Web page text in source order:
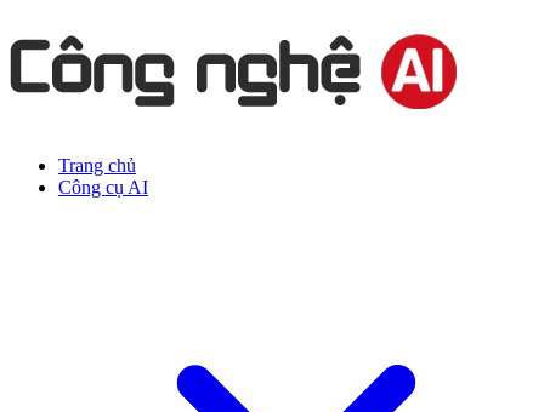
Trang chủ
Công cụ AI